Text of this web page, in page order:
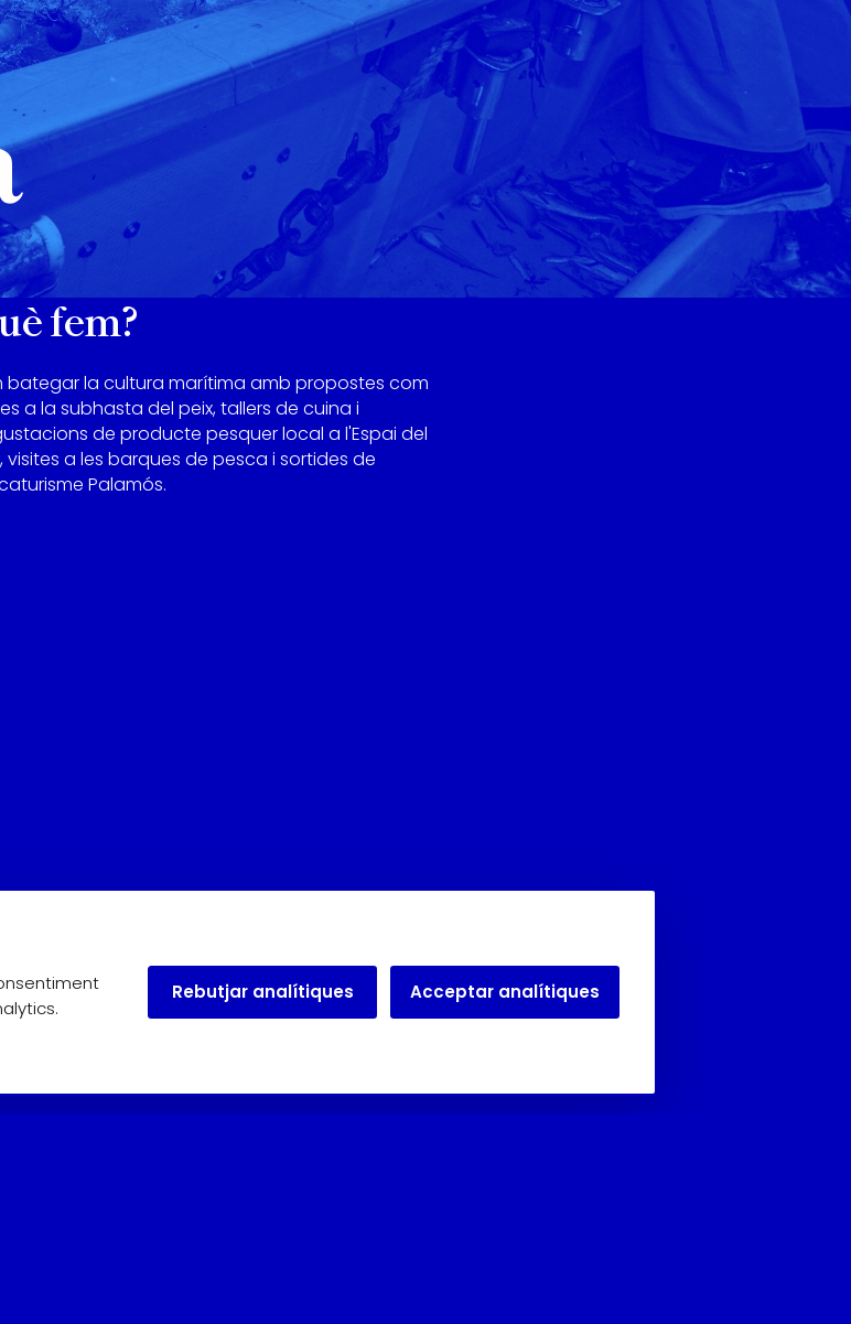
fem?
bategar la cultura marítima amb propostes com
a la subhasta del peix, tallers de cuina i
de producte pesquer local a l'Espai del
visites a les barques de pesca i sortides de
Palamós.
Rebutjar analítiques Acceptar analítiques